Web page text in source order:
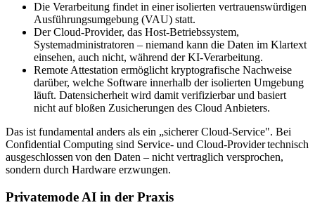
Die Verarbeitung findet in einer isolierten vertrauenswürdigen
Ausführungsumgebung (VAU) statt.
Der Cloud-Provider, das Host-Betriebssystem,
Systemadministratoren – niemand kann die Daten im Klartext
einsehen, auch nicht, während der KI-Verarbeitung.
Remote Attestation ermöglicht kryptografische Nachweise
darüber, welche Software innerhalb der isolierten Umgebung
läuft. Datensicherheit wird damit verifizierbar und basiert
nicht auf bloßen Zusicherungen des Cloud Anbieters.
Das ist fundamental anders als ein „sicherer Cloud-Service". Bei
Confidential Computing sind Service- und Cloud-Provider technisch
ausgeschlossen von den Daten – nicht vertraglich versprochen,
sondern durch Hardware erzwungen.
Privatemode AI in der Praxis